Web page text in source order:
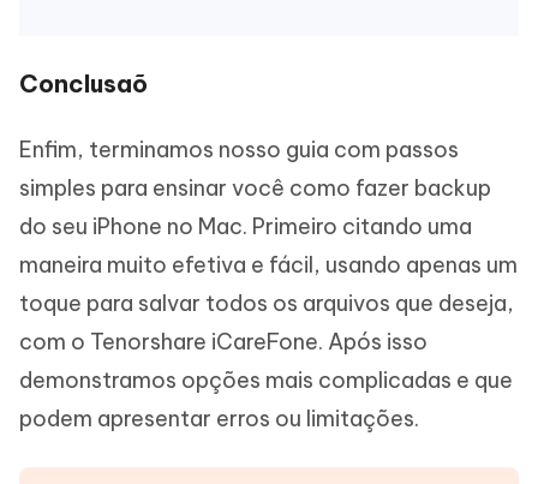
Conclusaõ
Enfim, terminamos nosso guia com passos
simples para ensinar você como fazer backup
do seu iPhone no Mac. Primeiro citando uma
maneira muito efetiva e fácil, usando apenas um
toque para salvar todos os arquivos que deseja,
com o Tenorshare iCareFone. Após isso
demonstramos opções mais complicadas e que
podem apresentar erros ou limitações.